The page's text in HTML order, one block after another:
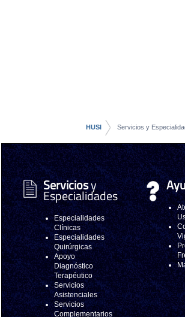
HUSI Servicios y
Serviciosy
Especialidades
Especialidades
Clínicas
Especialidades
Quirúrgicas
Apoyo
Diagnóstico
Terapéutico
Servicios
Asistenciales
Servicios
Complementarios